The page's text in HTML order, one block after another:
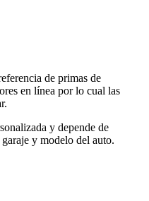
de primas de
en línea por lo cual las
y depende de
y modelo del auto.